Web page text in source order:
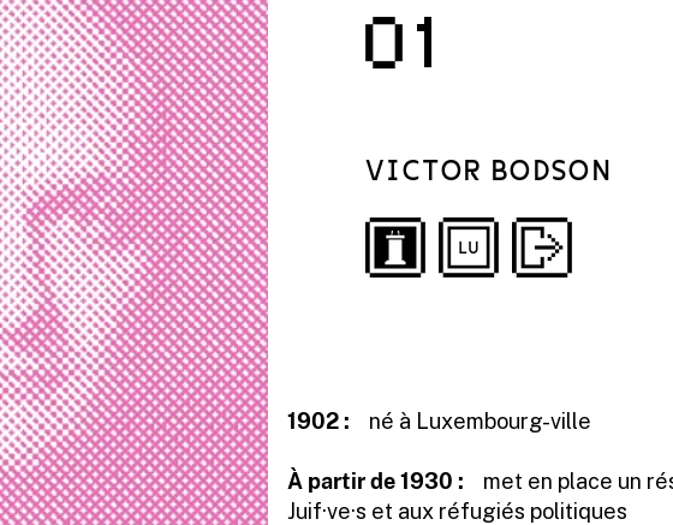
1
VICTOR BODSON
1902 : né à Luxembourg-ville
À partir de 1930 : met en place un
Juif·ve·s et aux réfugiés politiques